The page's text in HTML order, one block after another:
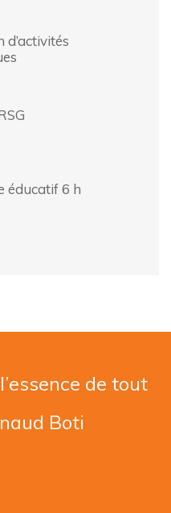
d’activités
éducatif 6 h
de tout
Boti